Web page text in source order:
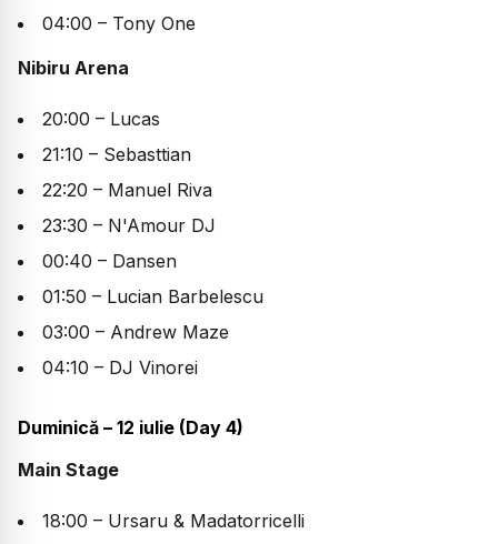
04:00 – Tony One
Nibiru Arena
20:00 – Lucas
21:10 – Sebasttian
22:20 – Manuel Riva
23:30 – N'Amour DJ
00:40 – Dansen
01:50 – Lucian Barbelescu
03:00 – Andrew Maze
04:10 – DJ Vinorei
Duminică – 12 iulie (Day 4)
Main Stage
18:00 – Ursaru & Madatorricelli